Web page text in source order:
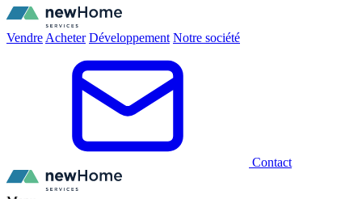
Vendre Acheter Développement Notre société
Contact